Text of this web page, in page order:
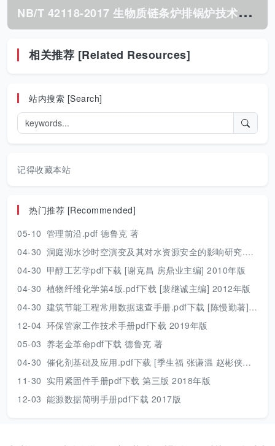
N
B/T 42118-2017 生物质链条炉排锅炉技术条件.pdf
相关推荐 [Related Resources]
站内搜索 [Search]
记得收藏本站
热门推荐 [Recommended]
05-10 管理前沿.pdf 德鲁克 著
04-30 洞庭湖水沙时空演变及其对水资源安全的影响研究.pdf 胡光伟 著 2017年版
04-30 甲醇工艺学pdf下载 [谢克昌 房鼎业主编] 2010年版
04-30 植物纤维化学第4版.pdf下载 [裴继诚主编] 2012年版
04-30 建筑节能工程常用数据速查手册.pdf下载 [陈慢勤著] 2010年版
12-04 环保管家工作技术手册pdf下载 2019年版
05-03 养老金革命pdf下载 德鲁克 著
04-30 催化剂基础及应用.pdf下载 [季生福 张谦温 赵彬侠编] 2011年版
11-30 实用紧固件手册pdf下载 第三版 2018年版
12-03 能源数据简明手册pdf下载 2017版